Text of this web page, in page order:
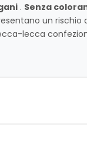
. Senza
un rischio
lecca